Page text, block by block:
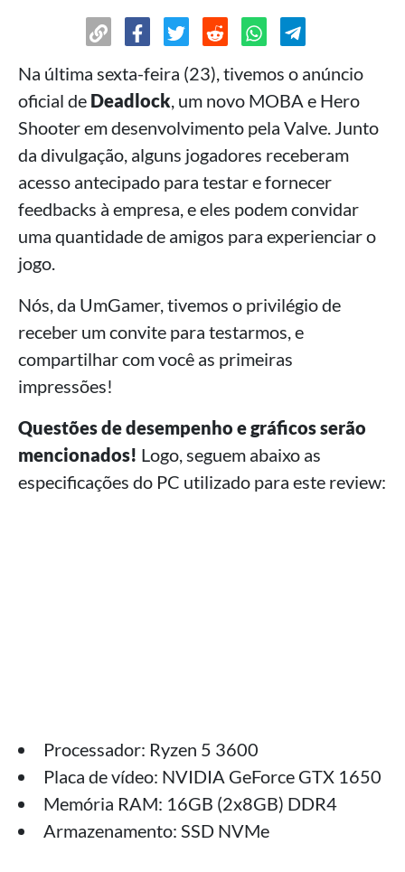
Na última sexta-feira (23), tivemos o anúncio
oficial de Deadlock, um novo MOBA e Hero
Shooter em desenvolvimento pela Valve. Junto
da divulgação, alguns jogadores receberam
acesso antecipado para testar e fornecer
feedbacks à empresa, e eles podem convidar
uma quantidade de amigos para experienciar o
jogo.
Nós, da UmGamer, tivemos o privilégio de
receber um convite para testarmos, e
compartilhar com você as primeiras
impressões!
Questões de desempenho e gráficos serão
mencionados! Logo, seguem abaixo as
especificações do PC utilizado para este review:
Processador: Ryzen 5 3600
Placa de vídeo: NVIDIA GeForce GTX 1650
Memória RAM: 16GB (2x8GB) DDR4
Armazenamento: SSD NVMe